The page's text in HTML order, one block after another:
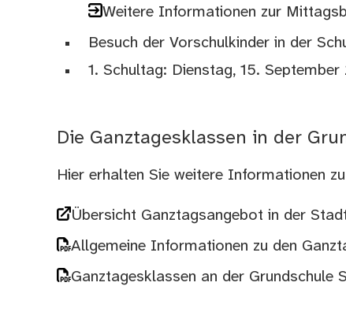
Weitere Informationen zur
Besuch der Vorschulkinder in der
1. Schultag: Dienstag, 15.
Die Ganztagesklassen in der
Hier erhalten Sie weitere Informationen
Übersicht Ganztagsangebot in der
Allgemeine Informationen zu den
Ganztagesklassen an der Grundschule